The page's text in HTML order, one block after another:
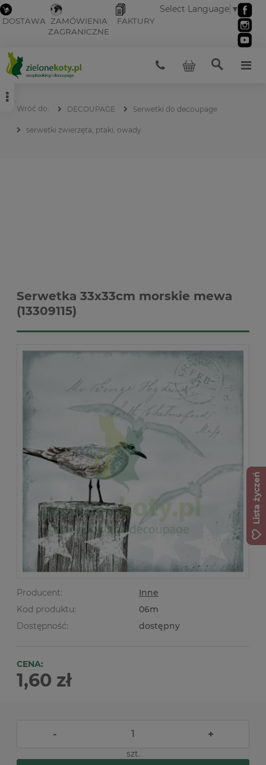
DOSTAWA ZAMÓWIENIA
ZAGRANICZNE
FAKTURY
Select Language ▼
DECOUPAGE Serwetki do decoupage
serwetki zwierzęta, ptaki, owady
Serwetka 33x33cm morskie mewa
(13309115)
Producent:
Inne
Kod produktu:
06m
Dostępność:
dostępny
CENA:
1,60 zł
- +
szt.
Lista życzeń